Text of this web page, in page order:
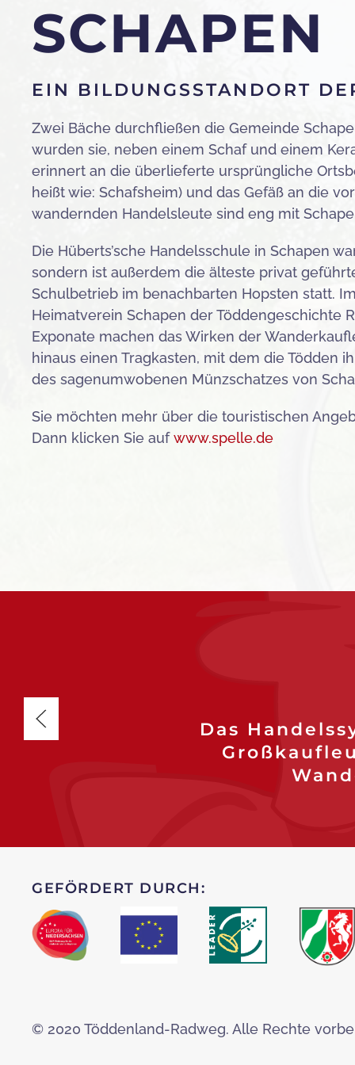
SCHAPEN
EIN BILDUNGSSTANDORT
Zwei Bäche durchfließen die Gemeinde
wurden sie, neben einem Schaf und einem
erinnert an die überlieferte ursprüngliche
heißt wie: Schafsheim) und das Gefäß an die
wandernden Handelsleute sind eng mit
Die Hüberts’sche Handelsschule in Schapen
sondern ist außerdem die älteste privat
Schulbetrieb im benachbarten Hopsten statt.
Heimatverein Schapen der Töddengeschichte
Exponate machen das Wirken der
hinaus einen Tragkasten, mit dem die Tödden
des sagenumwobenen Münzschatzes von
Sie möchten mehr über die touristischen
Dann klicken Sie aufwww.spelle.de
Das
GEFÖRDERT DURCH:
© 2020 Töddenland-Radweg. Alle Rechte